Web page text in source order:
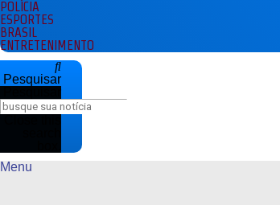
POLÍCIA
ESPORTES
BRASIL
ENTRETENIMENTO
Pesquisar
Menu